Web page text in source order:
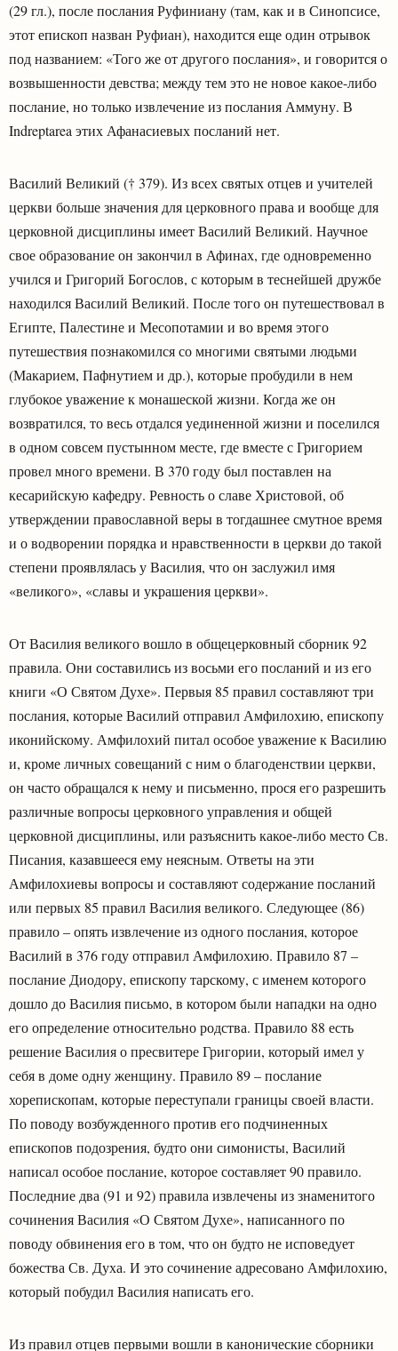
(29 гл.), после послания Руфиниану (там, как и в Синопсисе,
этот епископ назван Руфиан), находится еще один отрывок
под названием: «Того же от другого послания», и говорится о
возвышенности девства; между тем это не новое какое-либо
послание, но только извлечение из послания Аммуну. В
Indreptarea этих Афанасиевых посланий нет.
Василий Великий († 379). Из всех святых отцев и учителей
церкви больше значения для церковного права и вообще для
церковной дисциплины имеет Василий Великий. Научное
свое образование он закончил в Афинах, где одновременно
учился и Григорий Богослов, с которым в теснейшей дружбе
находился Василий Великий. После того он путешествовал в
Египте, Палестине и Месопотамии и во время этого
путешествия познакомился со многими святыми людьми
(Макарием, Пафнутием и др.), которые пробудили в нем
глубокое уважение к монашеской жизни. Когда же он
возвратился, то весь отдался уединенной жизни и поселился
в одном совсем пустынном месте, где вместе с Григорием
провел много времени. В 370 году был поставлен на
кесарийскую кафедру. Ревность о славе Христовой, об
утверждении православной веры в тогдашнее смутное время
и о водворении порядка и нравственности в церкви до такой
степени проявлялась у Василия, что он заслужил имя
«великого», «славы и украшения церкви».
От Василия великого вошло в общецерковный сборник 92
правила. Они составились из восьми его посланий и из его
книги «О Святом Духе». Первыя 85 правил составляют три
послания, которые Василий отправил Амфилохию, епископу
иконийскому. Амфилохий питал особое уважение к Василию
и, кроме личных совещаний с ним о благоденствии церкви,
он часто обращался к нему и письменно, прося его разрешить
различные вопросы церковного управления и общей
церковной дисциплины, или разъяснить какое-либо место Св.
Писания, казавшееся ему неясным. Ответы на эти
Амфилохиевы вопросы и составляют содержание посланий
или первых 85 правил Василия великого. Следующее (86)
правило – опять извлечение из одного послания, которое
Василий в 376 году отправил Амфилохию. Правило 87 –
послание Диодору, епископу тарскому, с именем которого
дошло до Василия письмо, в котором были нападки на одно
его определение относительно родства. Правило 88 есть
решение Василия о пресвитере Григории, который имел у
себя в доме одну женщину. Правило 89 – послание
хорепископам, которые переступали границы своей власти.
По поводу возбужденного против его подчиненных
епископов подозрения, будто они симонисты, Василий
написал особое послание, которое составляет 90 правило.
Последние два (91 и 92) правила извлечены из знаменитого
сочинения Василия «О Святом Духе», написанного по
поводу обвинения его в том, что он будто не исповедует
божества Св. Духа. И это сочинение адресовано Амфилохию,
который побудил Василия написать его.
Из правил отцев первыми вошли в канонические сборники